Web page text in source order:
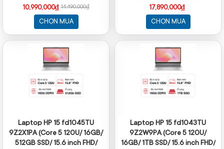
FHD/ Win11/ Silver)
10,990,000₫ 14,490,000₫
CHỌN MUA
FHD/ Win11/ Silver)
17,890,000₫
CHỌN MUA
Laptop HP 15 fd1045TU
9Z2X1PA (Core 5 120U/ 16GB/
512GB SSD/ 15.6 inch FHD/
Laptop HP 15 fd1043TU
9Z2W9PA (Core 5 120U/
16GB/ 1TB SSD/ 15.6 inch FHD/